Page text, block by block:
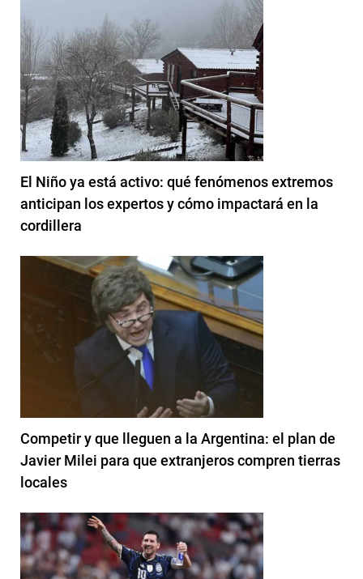
El Niño ya está activo: qué fenómenos extremos
anticipan los expertos y cómo impactará en la
cordillera
Competir y que lleguen a la Argentina: el plan de
Javier Milei para que extranjeros compren tierras
locales